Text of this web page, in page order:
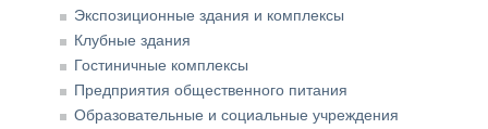
Экспозиционные здания и комплексы
Клубные здания
Гостиничные комплексы
Предприятия общественного питания
Образовательные и социальные учреждения